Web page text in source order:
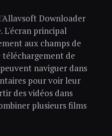
Downloader
L'écran principal
aux champs de
téléchargement de
naviguer dans
pour voir leur
des vidéos dans
plusieurs films